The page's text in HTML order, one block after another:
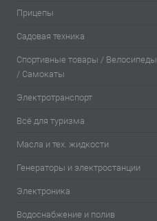
Прицепы
Садовая техника
Спортивные товары / Велосипеды
/ Самокаты
Электротранспорт
Всё для туризма
Масла и тех. жидкости
Генераторы и электростанции
Электроника
Водоснабжение и полив